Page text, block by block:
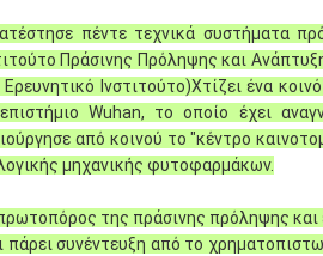
πέντε τεχνικά συστήματα
Πράσινης Πρόληψης και
Ινστιτούτο)Χτίζει ένα
Wuhan, το οποίο έχει
από κοινού το "κέντρο
μηχανικής φυτοφαρμάκων.
της πράσινης πρόληψης και
πάρει συνέντευξη από το